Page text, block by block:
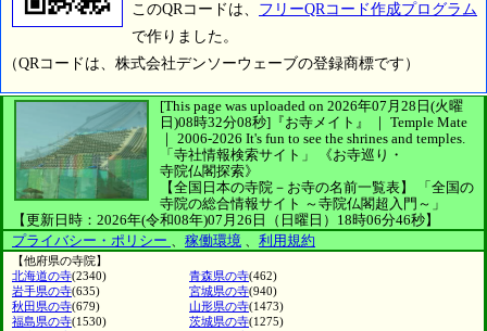
このQRコードは、 フリーQRコード作成プログラム
で作りました。
（QRコードは、株式会社デンソーウェーブの登録商標です）
[This page was uploaded on 2026年07月28日(火曜
日)08時32分08秒] 『お寺メイト』 ｜ Temple Mate
｜ 2006-2026 It's fun to see the shrines and temples.
「寺社情報検索サイト」
《お寺巡り・
寺院仏閣探索》
【全国日本の寺院－お寺の名前一覧表】
「全国の
寺院の総合情報サイト ～寺院仏閣超入門～」
【更新日時：2026年(令和08年)07月26日（日曜日）18時06分46秒】
プライバシー・ポリシー 、 稼働環境 、 利用規約
【他府県の寺院】
北海道の寺(2340) 青森県の寺(462)
岩手県の寺(635) 宮城県の寺(940)
秋田県の寺(679) 山形県の寺(1473)
福島県の寺(1530) 茨城県の寺(1275)